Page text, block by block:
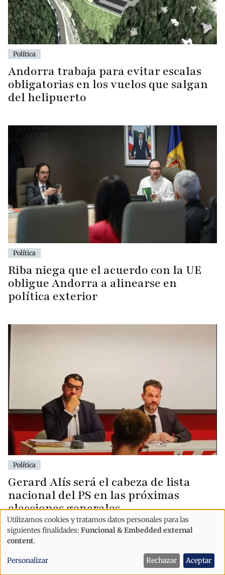
Política
Andorra trabaja para evitar escalas
obligatorias en los vuelos que salgan
del helipuerto
Política
Riba niega que el acuerdo con la UE
obligue Andorra a alinearse en
política exterior
Política
Gerard Alís será el cabeza de lista
nacional del PS en las próximas
elecciones generales
Uso
de
datos
personales
Utilizamos cookies y tratamos datos personales para las
siguientes finalidades: Funcional & Embedded external
content.
Personalizar Rechazar Aceptar